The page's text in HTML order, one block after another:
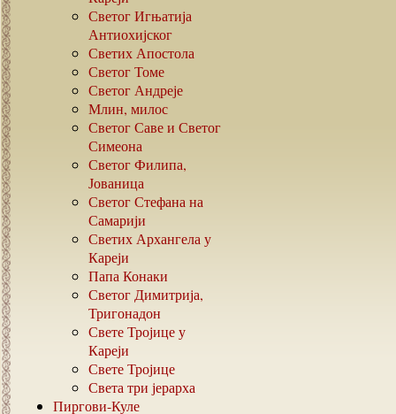
Светог Игњатија
Антиохијског
Светих Апостола
Светог Томе
Светог Андреје
Млин, милос
Светог Саве и Светог
Симеона
Светог Филипа,
Јованица
Светог Стефана на
Самарији
Светих Архангела у
Кареји
Папа Конаки
Светог Димитрија,
Тригонадон
Свете Тројице у
Кареји
Свете Тројице
Света три јерарха
Пиргови-Куле